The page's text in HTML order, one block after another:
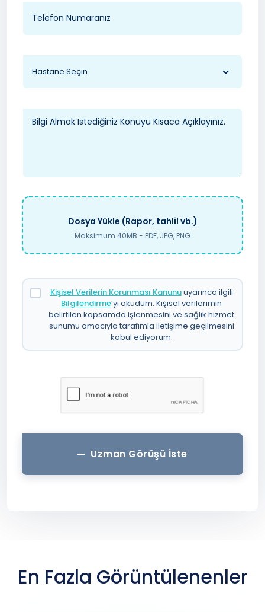
Hastane Seçin
Dosya Yükle (Rapor, tahlil vb.)
Maksimum 40MB - PDF, JPG, PNG
Kişisel Verilerin Korunması Kanunuuyarınca ilgili
Bilgilendirme’yi okudum. Kişisel verilerimin
belirtilen kapsamda işlenmesini ve sağlık hizmet
sunumu amacıyla tarafımla iletişime geçilmesini
kabul ediyorum.
Uzman Görüşü İste
En Fazla Görüntülenenler